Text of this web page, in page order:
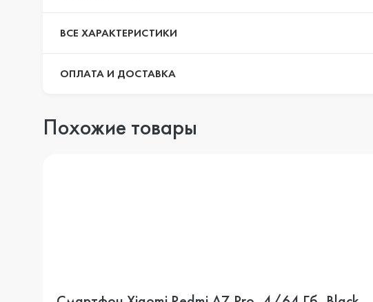
ВСЕ ХАРАКТЕРИСТИКИ
ОПЛАТА И ДОСТАВКА
Похожие товары